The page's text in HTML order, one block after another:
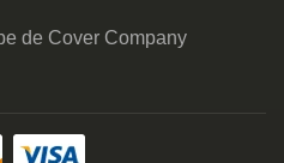
de Cover Company